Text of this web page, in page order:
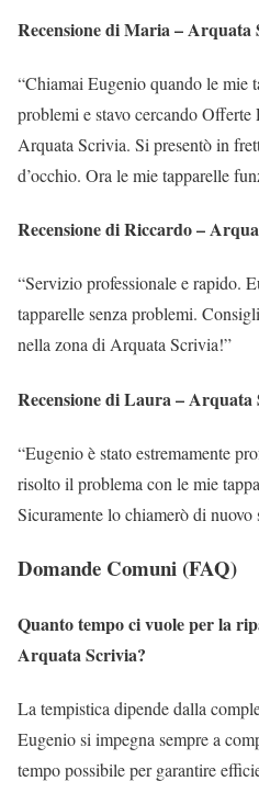
Recensione di Maria – Arquata
“Chiamai Eugenio quando le mie
problemi e stavo cercando Offerte
Arquata Scrivia. Si presentò in
d’occhio. Ora le mie tapparelle
Recensione di Riccardo –
“Servizio professionale e rapido.
tapparelle senza problemi.
nella zona di Arquata Scrivia!”
Recensione di Laura – Arquata
“Eugenio è stato estremamente
risolto il problema con le mie
Sicuramente lo chiamerò di nuovo
Domande Comuni (FAQ)
Quanto tempo ci vuole per la
Arquata Scrivia?
La tempistica dipende dalla
Eugenio si impegna sempre a
tempo possibile per garantire